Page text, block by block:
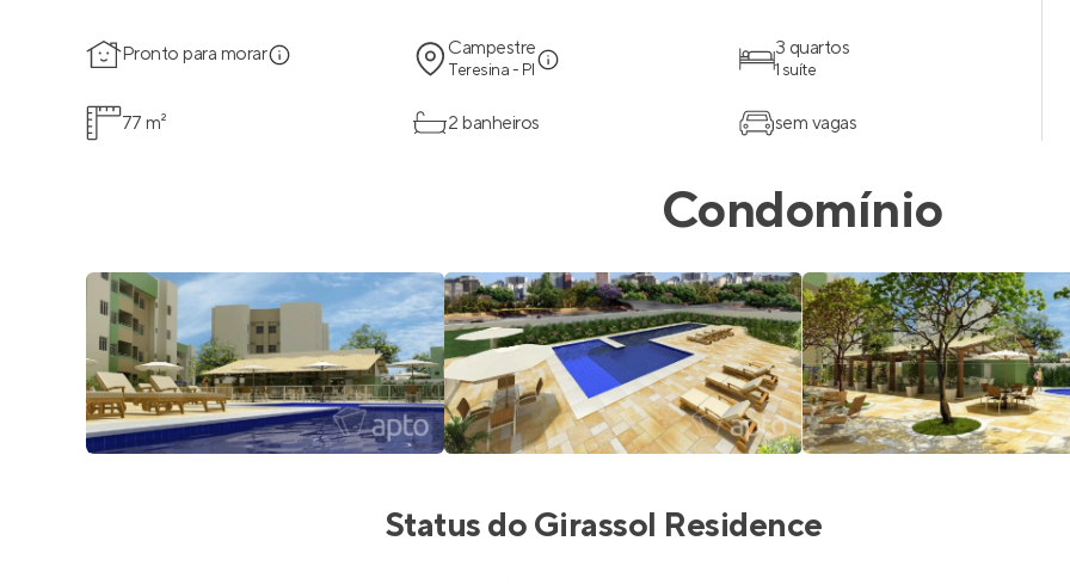
Pronto para morar Campestre
Teresina - PI
3 quartos
1 suíte
77 m² 2 banheiros sem vagas
Condomínio
Status doGirassol Residence